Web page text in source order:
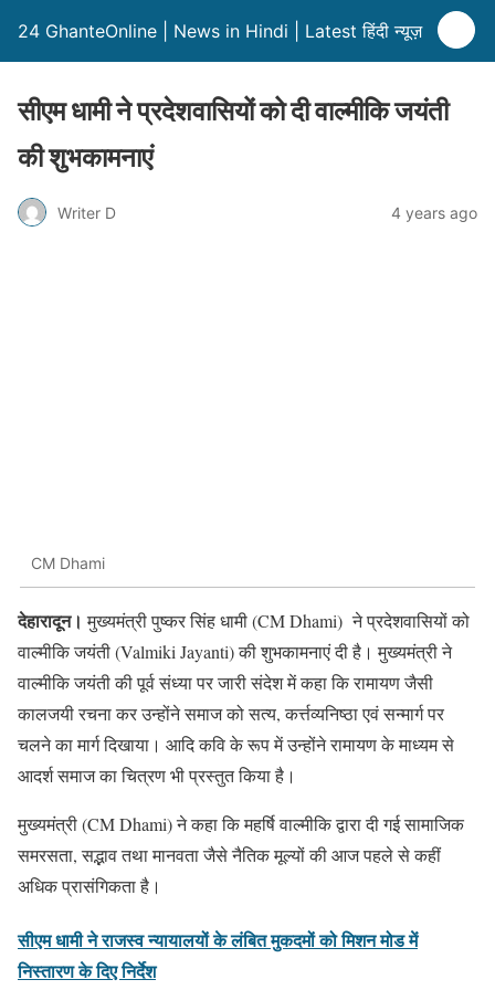
24 GhanteOnline | News in Hindi | Latest हिंदी न्यूज़
सीएम धामी ने प्रदेशवासियों को दी वाल्मीकि जयंती
की शुभकामनाएं
Writer D 4 years ago
CM Dhami
देहारादून। मुख्यमंत्री पुष्कर सिंह धामी (CM Dhami) ने प्रदेशवासियों को
वाल्मीकि जयंती (Valmiki Jayanti) की शुभकामनाएं दी है। मुख्यमंत्री ने
वाल्मीकि जयंती की पूर्व संध्या पर जारी संदेश में कहा कि रामायण जैसी
कालजयी रचना कर उन्होंने समाज को सत्य, कर्त्तव्यनिष्ठा एवं सन्मार्ग पर
चलने का मार्ग दिखाया। आदि कवि के रूप में उन्होंने रामायण के माध्यम से
आदर्श समाज का चित्रण भी प्रस्तुत किया है।
मुख्यमंत्री (CM Dhami) ने कहा कि महर्षि वाल्मीकि द्वारा दी गई सामाजिक
समरसता, सद्भाव तथा मानवता जैसे नैतिक मूल्यों की आज पहले से कहीं
अधिक प्रासंगिकता है।
सीएम धामी ने राजस्व न्यायालयों के लंबित मुकदमों को मिशन मोड में
निस्तारण के दिए निर्देश